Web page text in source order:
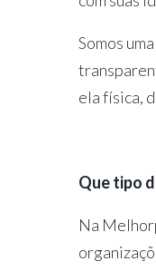
Somos
ela física,
Que tipo
Na